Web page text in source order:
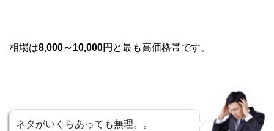
相場は8,000～10,000円 と最も高価格帯です。
ネタがいくらあっても無理。。